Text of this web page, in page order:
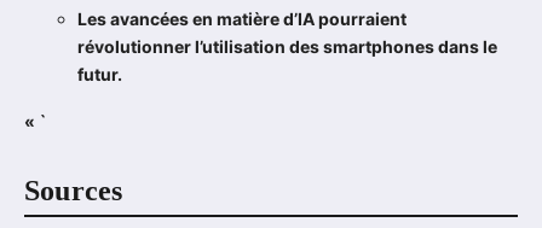
Les avancées en matière d’IA pourraient
révolutionner l’utilisation des smartphones dans le
futur.
« `
Sources